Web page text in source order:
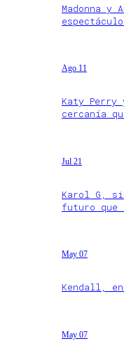
Madonna y
Ago 11
Katy Perry
cercanía
Jul 21
Karol G,
futuro que
May 07
Kendall,
May 07